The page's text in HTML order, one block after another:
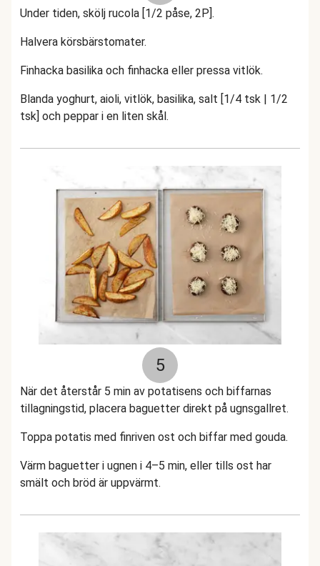
Under tiden, skölj rucola [1/2 påse, 2P].
Halvera körsbärstomater.
Finhacka basilika och finhacka eller pressa vitlök.
Blanda yoghurt, aioli, vitlök, basilika, salt [1/4 tsk | 1/2
tsk] och peppar i en liten skål.
5
När det återstår 5 min av potatisens och biffarnas
tillagningstid, placera baguetter direkt på ugnsgallret.
Toppa potatis med finriven ost och biffar med gouda.
Värm baguetter i ugnen i 4–5 min, eller tills ost har
smält och bröd är uppvärmt.